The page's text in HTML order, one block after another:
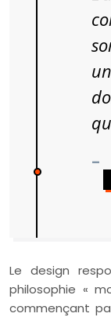
Le design
philosophie «
commençant